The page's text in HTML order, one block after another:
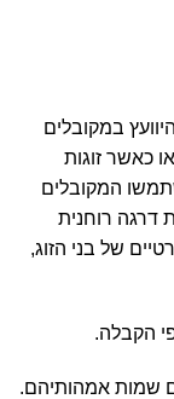
במקובלים
כאשר זוגות
המקובלים
דרגה רוחנית
של בני הזוג,
הקבלה.
שמות אמהותיהם.